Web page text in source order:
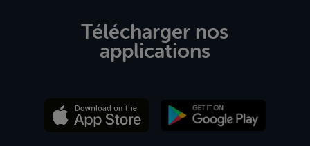
Télécharger nos
applications